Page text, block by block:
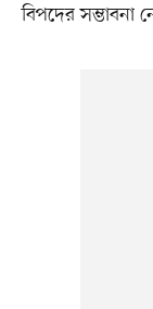
বিপদের সম্ভাবনা